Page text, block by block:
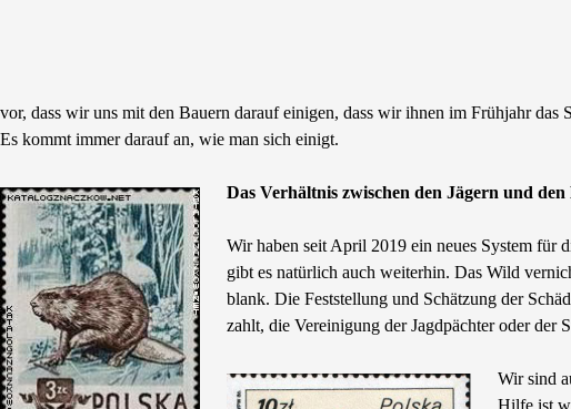
vor, dass wir uns mit den Bauern darauf einigen, dass wir ihnen im Frühjahr
Es kommt immer darauf an, wie man sich einigt.
Das Verhältnis zwischen den Jägern und
Wir haben seit April 2019 ein neues System für
gibt es natürlich auch weiterhin. Das Wild
blank. Die Feststellung und Schätzung der
zahlt, die Vereinigung der Jagdpächter oder der
Wir sind